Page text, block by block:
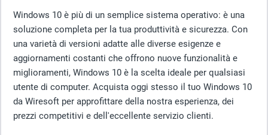
Windows 10 è più di un semplice sistema operativo: è una
soluzione completa per la tua produttività e sicurezza. Con
una varietà di versioni adatte alle diverse esigenze e
aggiornamenti costanti che offrono nuove funzionalità e
miglioramenti, Windows 10 è la scelta ideale per qualsiasi
utente di computer. Acquista oggi stesso il tuo Windows 10
da Wiresoft per approfittare della nostra esperienza, dei
prezzi competitivi e dell'eccellente servizio clienti.